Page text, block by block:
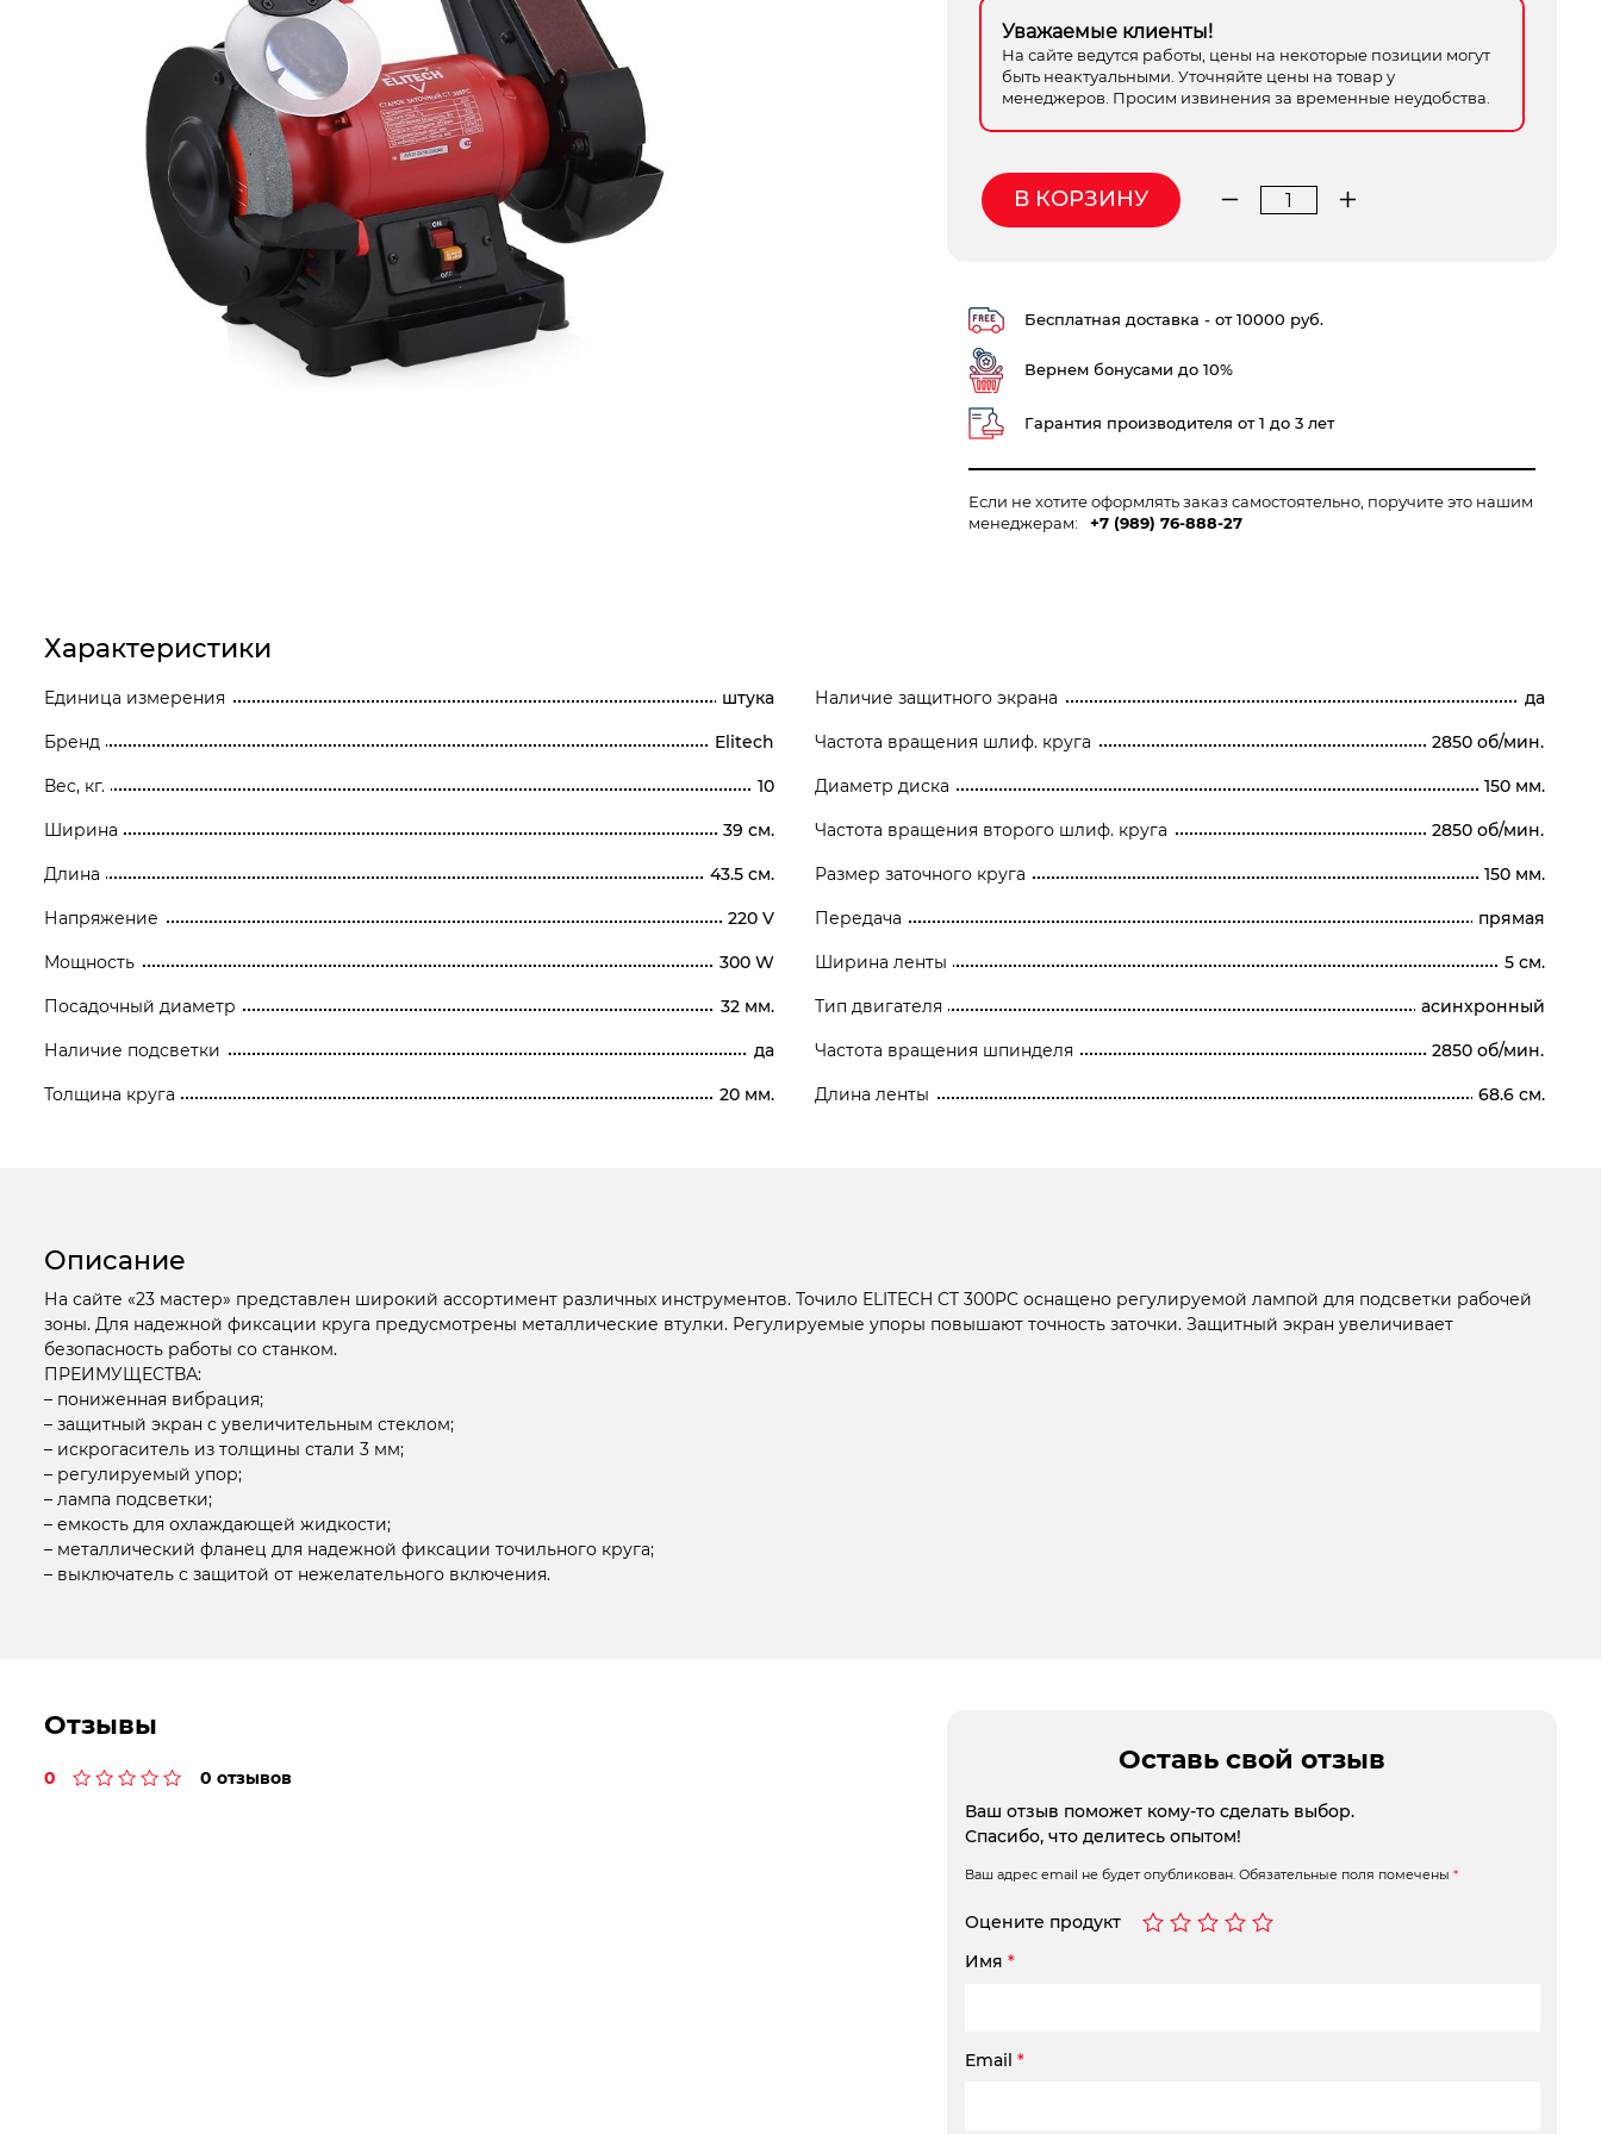
Компрессорное оборудование
Новогодние товары
Отопление и климат
Подарочные сертификаты
Расходные материалы и оснастка
Электроинструмент
Уважаемые клиенты!
На сайте ведутся работы, цены на некоторые позиции могут
быть неактуальными. Уточняйте цены на товар у
менеджеров. Просим извинения за временные неудобства.
Количество
СТ
В КОРЗИНУ
Бесплатная доставка - от 10000 руб.
Вернем бонусами до 10%
Гарантия производителя от 1 до 3 лет
Если не хотите оформлять заказ самостоятельно, поручите это нашим
менеджерам:
+7 (989) 76-888-27
Характеристики
Единица измерения штука
Бренд Elitech
Вес, кг. 10
Ширина 39 см.
Длина 43.5 см.
Напряжение 220 V
Мощность 300 W
Посадочный диаметр 32 мм.
Наличие подсветки да
Толщина круга 20 мм.
Наличие защитного экрана да
Частота вращения шлиф. круга 2850 об/мин.
Диаметр диска 150 мм.
Частота вращения второго шлиф. круга 2850 об/мин.
Размер заточного круга 150 мм.
Передача прямая
Ширина ленты 5 см.
Тип двигателя асинхронный
Частота вращения шпинделя 2850 об/мин.
Длина ленты 68.6 см.
Описание
На сайте «23 мастер» представлен широкий ассортимент различных инструментов. Точило ELITECH CT 300PC оснащено регулируемой лампой для подсветки рабочей
зоны. Для надежной фиксации круга предусмотрены металлические втулки. Регулируемые упоры повышают точность заточки. Защитный экран увеличивает
безопасность работы со станком.
ПРЕИМУЩЕСТВА:
– пониженная вибрация;
– защитный экран с увеличительным стеклом;
– искрогаситель из толщины стали 3 мм;
– регулируемый упор;
– лампа подсветки;
– емкость для охлаждающей жидкости;
– металлический фланец для надежной фиксации точильного круга;
– выключатель с защитой от нежелательного включения.
Отзывы
0 0 отзывов
Оставь свой отзыв
Ваш отзыв поможет кому-то сделать выбор.
Спасибо, что делитесь опытом!
Ваш адрес email не будет опубликован. Обязательные поля помечены *
Оцените продукт
Имя *
Email *